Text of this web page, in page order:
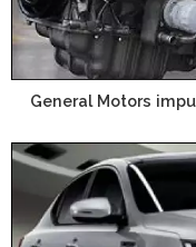
General Motors